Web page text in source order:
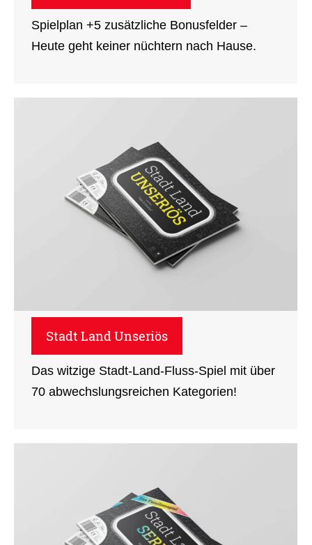
Spielplan +5 zusätzliche Bonusfelder –
Heute geht keiner nüchtern nach Hause.
Stadt Land Unseriös
Das witzige Stadt-Land-Fluss-Spiel mit über
70 abwechslungsreichen Kategorien!